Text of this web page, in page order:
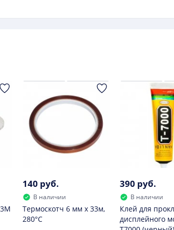
меньше, чем самого аппарата.
следует.
140 руб.
В наличии
Термоскотч 6 мм х 33м,
280°С
390 руб.
В наличии
Клей для
дисплейного